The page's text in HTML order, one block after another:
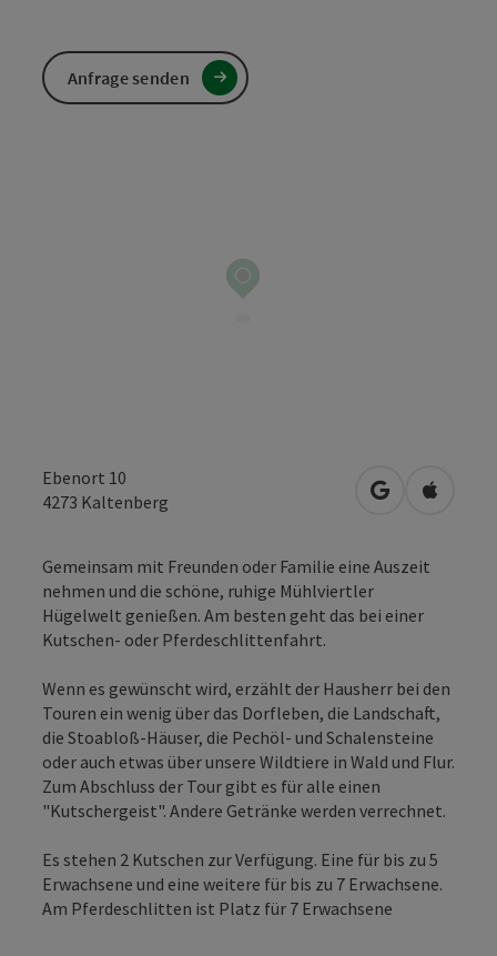
Ebenort 10
4273 Kaltenberg in Google
in
Gemeinsam mit Freunden oder Familie eine Auszeit
nehmen und die schöne, ruhige Mühlviertler
Hügelwelt genießen. Am besten geht das bei einer
Kutschen- oder Pferdeschlittenfahrt.
Wenn es gewünscht wird, erzählt der Hausherr bei den
Touren ein wenig über das Dorfleben, die Landschaft,
die Stoabloß-Häuser, die Pechöl- und Schalensteine
oder auch etwas über unsere Wildtiere in Wald und Flur.
Zum Abschluss der Tour gibt es für alle einen
"Kutschergeist". Andere Getränke werden verrechnet.
Es stehen 2 Kutschen zur Verfügung. Eine für bis zu 5
Erwachsene und eine weitere für bis zu 7 Erwachsene.
Am Pferdeschlitten ist Platz für 7 Erwachsene
Anfrage senden